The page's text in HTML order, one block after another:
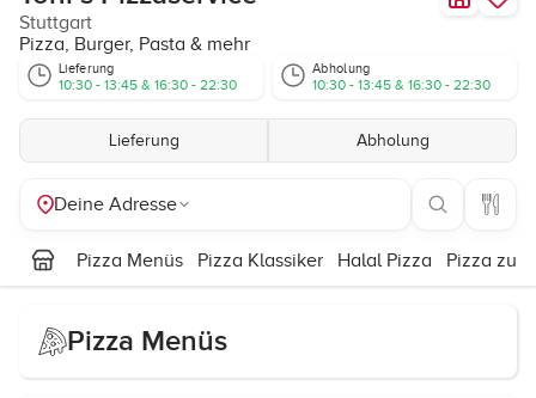
Stuttgart
Pizza, Burger, Pasta & mehr
Lieferung
10:30 - 13:45 & 16:30 - 22:30
Abholung
10:30 - 13:45 & 16:30 - 22:30
Lieferung Abholung
Deine Adresse
Pizza Menüs Pizza Klassiker Halal Pizza Pizza
Pizza Menüs